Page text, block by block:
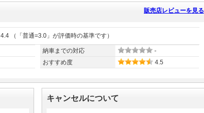
販売店レビューを見る
4.4 （「普通=3.0」が評価時の基準です）
納車までの対応
-
おすすめ度
4.5
キャンセルについて